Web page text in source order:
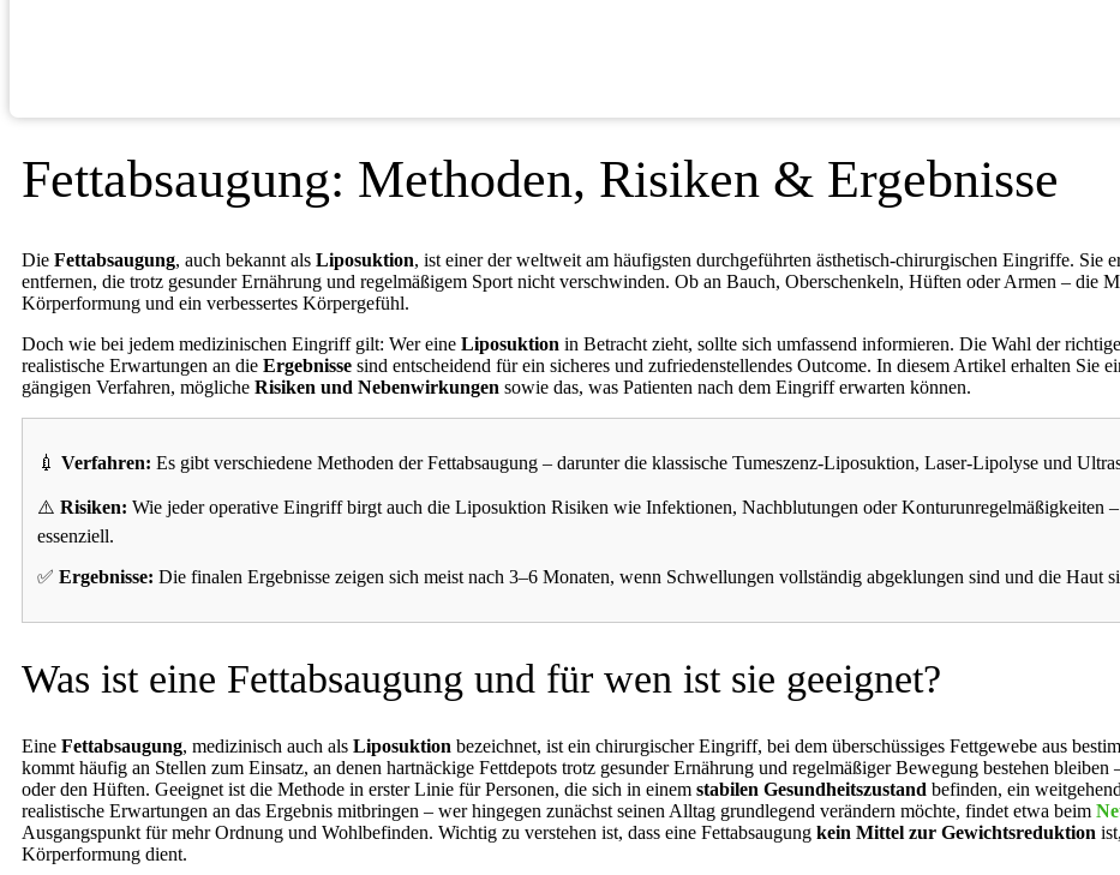
Fettabsaugung: Methoden, Risiken & Ergebnisse
Die Fettabsaugung, auch bekannt als Liposuktion, ist einer der weltweit am häufigsten durchgeführten ästhetisch-chirurgischen Eingriffe. Sie
entfernen, die trotz gesunder Ernährung und regelmäßigem Sport nicht verschwinden. Ob an Bauch, Oberschenkeln, Hüften oder Armen – die
Körperformung und ein verbessertes Körpergefühl.
Doch wie bei jedem medizinischen Eingriff gilt: Wer eine Liposuktion in Betracht zieht, sollte sich umfassend informieren. Die Wahl der
realistische Erwartungen an die Ergebnisse sind entscheidend für ein sicheres und zufriedenstellendes Outcome. In diesem Artikel erhalten Sie
gängigen Verfahren, mögliche Risiken und Nebenwirkungen sowie das, was Patienten nach dem Eingriff erwarten können.
💉 Verfahren: Es gibt verschiedene Methoden der Fettabsaugung – darunter die klassische Tumeszenz-Liposuktion, Laser-Lipolyse und
⚠️ Risiken: Wie jeder operative Eingriff birgt auch die Liposuktion Risiken wie Infektionen, Nachblutungen oder Konturunregelmäßigkeiten
essenziell.
✅ Ergebnisse: Die finalen Ergebnisse zeigen sich meist nach 3–6 Monaten, wenn Schwellungen vollständig abgeklungen sind und die Haut
Was ist eine Fettabsaugung und für wen ist sie geeignet?
Eine Fettabsaugung, medizinisch auch als Liposuktion bezeichnet, ist ein chirurgischer Eingriff, bei dem überschüssiges Fettgewebe aus
kommt häufig an Stellen zum Einsatz, an denen hartnäckige Fettdepots trotz gesunder Ernährung und regelmäßiger Bewegung bestehen bleiben
oder den Hüften. Geeignet ist die Methode in erster Linie für Personen, die sich in einem stabilen Gesundheitszustand befinden, ein
realistische Erwartungen an das Ergebnis mitbringen – wer hingegen zunächst seinen Alltag grundlegend verändern möchte, findet etwa beim
Ausgangspunkt für mehr Ordnung und Wohlbefinden. Wichtig zu verstehen ist, dass eine Fettabsaugung kein Mittel zur Gewichtsreduktion
Körperformung dient.